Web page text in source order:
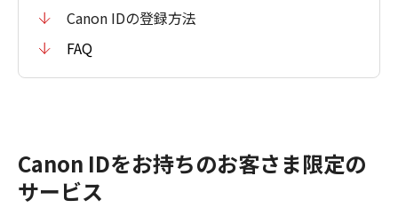
Canon IDの登録方法
FAQ
Canon IDをお持ちのお客さま限定の
サービス